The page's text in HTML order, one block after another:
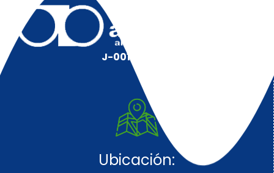
J-00128491-5
Ubicación: